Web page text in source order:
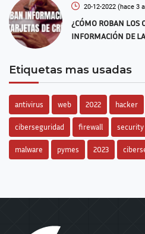
20-12-2022 (hace 3
¿CÓMO ROBAN LOS
INFORMACIÓN DE
Etiquetas mas usadas
antivirus web 2022 hacker
ciberseguridad firewall security
malware pymes 2023